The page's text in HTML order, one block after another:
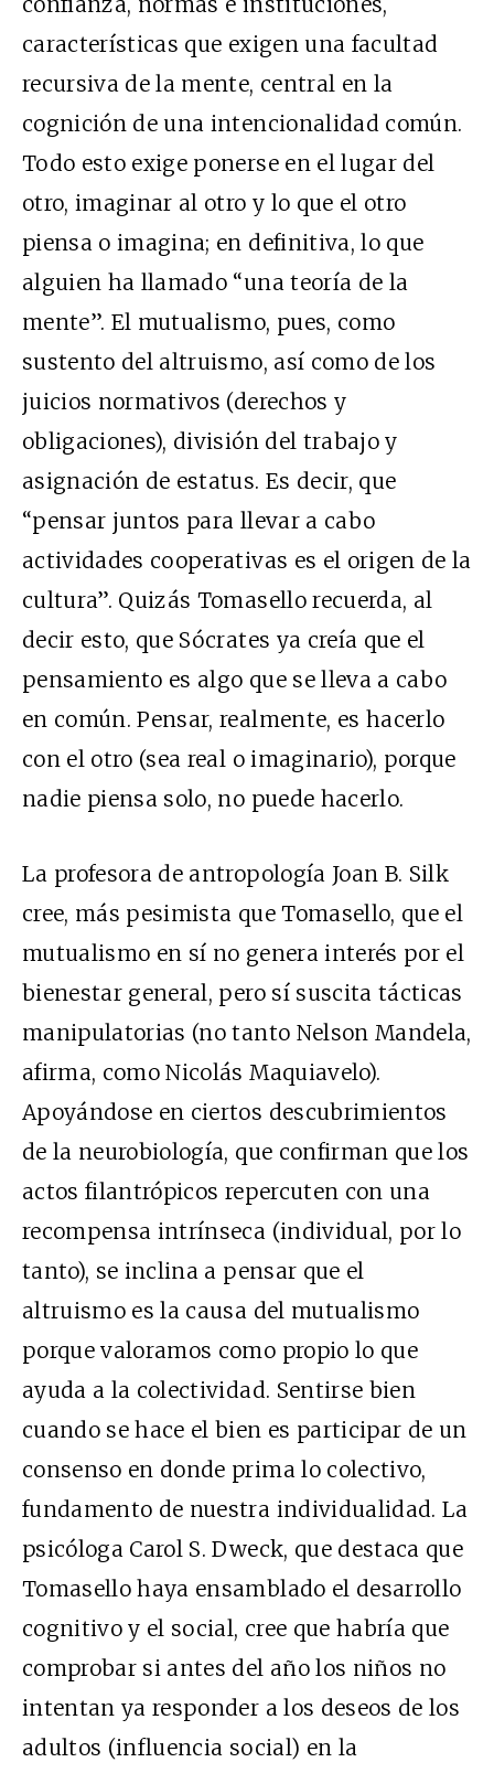
características que exigen una facultad
recursiva de la mente, central en la
cognición de una intencionalidad común.
Todo esto exige ponerse en el lugar del
otro, imaginar al otro y lo que el otro
piensa o imagina; en definitiva, lo que
alguien ha llamado “una teoría de la
mente”. El mutualismo, pues, como
sustento del altruismo, así como de los
juicios normativos (derechos y
obligaciones), división del trabajo y
asignación de estatus. Es decir, que
“pensar juntos para llevar a cabo
actividades cooperativas es el origen de la
cultura”. Quizás Tomasello recuerda, al
decir esto, que Sócrates ya creía que el
pensamiento es algo que se lleva a cabo
en común. Pensar, realmente, es hacerlo
con el otro (sea real o imaginario), porque
nadie piensa solo, no puede hacerlo.
La profesora de antropología Joan B. Silk
cree, más pesimista que Tomasello, que el
mutualismo en sí no genera interés por el
bienestar general, pero sí suscita tácticas
manipulatorias (no tanto Nelson Mandela,
afirma, como Nicolás Maquiavelo).
Apoyándose en ciertos descubrimientos
de la neurobiología, que confirman que los
actos filantrópicos repercuten con una
recompensa intrínseca (individual, por lo
tanto), se inclina a pensar que el
altruismo es la causa del mutualismo
porque valoramos como propio lo que
ayuda a la colectividad. Sentirse bien
cuando se hace el bien es participar de un
consenso en donde prima lo colectivo,
fundamento de nuestra individualidad. La
psicóloga Carol S. Dweck, que destaca que
Tomasello haya ensamblado el desarrollo
cognitivo y el social, cree que habría que
comprobar si antes del año los niños no
intentan ya responder a los deseos de los
adultos (influencia social) en la